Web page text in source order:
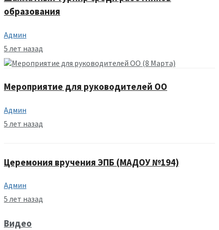
образования
Админ
5 лет назад
Мероприятие для руководителей ОО
Админ
5 лет назад
Церемония вручения ЭПБ (МАДОУ №194)
Админ
5 лет назад
Видео